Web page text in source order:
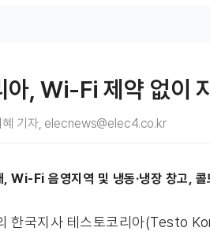
아, Wi-Fi 제약 없이
기자, elecnews@elec4.co.kr
Fi 음영지역 및 냉동·냉장 창고, 콜
한국지사 테스토코리아(Testo